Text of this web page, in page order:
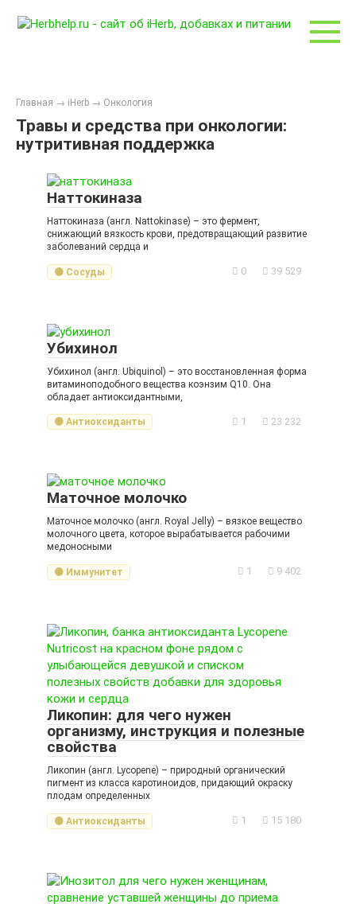
Главная → iHerb → Онкология
Травы и средства при онкологии:
нутритивная поддержка
Наттокиназа
Наттокиназа (англ. Nattokinase) – это фермент,
снижающий вязкость крови, предотвращающий развитие
заболеваний сердца и
🟡 Сосуды 0 39 529
Убихинол
Убихинол (англ. Ubiquinol) – это восстановленная форма
витаминоподобного вещества коэнзим Q10. Она
обладает антиоксидантными,
🟡 Антиоксиданты 1 23 232
Маточное молочко
Маточное молочко (англ. Royal Jelly) – вязкое вещество
молочного цвета, которое вырабатывается рабочими
медоносными
🟡 Иммунитет 1 9 402
Ликопин: для чего нужен
организму, инструкция и полезные
свойства
Ликопин (англ. Lycopene) – природный органический
пигмент из класса каротиноидов, придающий окраску
плодам определенных
🟡 Антиоксиданты 1 15 180